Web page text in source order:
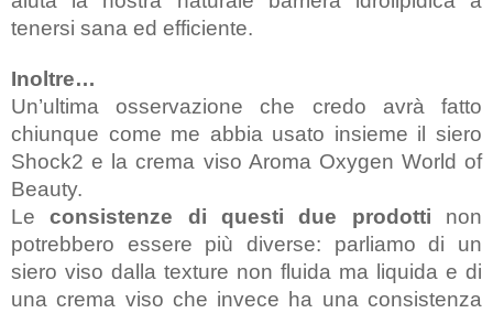
tenersi sana ed efficiente.
Inoltre…
Un’ultima osservazione che credo avrà fatto
chiunque come me abbia usato insieme il siero
Shock2 e la crema viso Aroma Oxygen World of
Beauty.
Le consistenze di questi due prodotti non
potrebbero essere più diverse: parliamo di un
siero viso dalla texture non fluida ma liquida e di
una crema viso che invece ha una consistenza